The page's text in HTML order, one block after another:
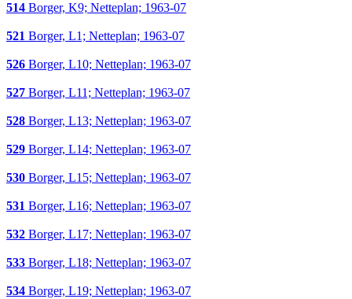
514 Borger, K9; Netteplan; 1963-07
521 Borger, L1; Netteplan; 1963-07
526 Borger, L10; Netteplan; 1963-07
527 Borger, L11; Netteplan; 1963-07
528 Borger, L13; Netteplan; 1963-07
529 Borger, L14; Netteplan; 1963-07
530 Borger, L15; Netteplan; 1963-07
531 Borger, L16; Netteplan; 1963-07
532 Borger, L17; Netteplan; 1963-07
533 Borger, L18; Netteplan; 1963-07
534 Borger, L19; Netteplan; 1963-07